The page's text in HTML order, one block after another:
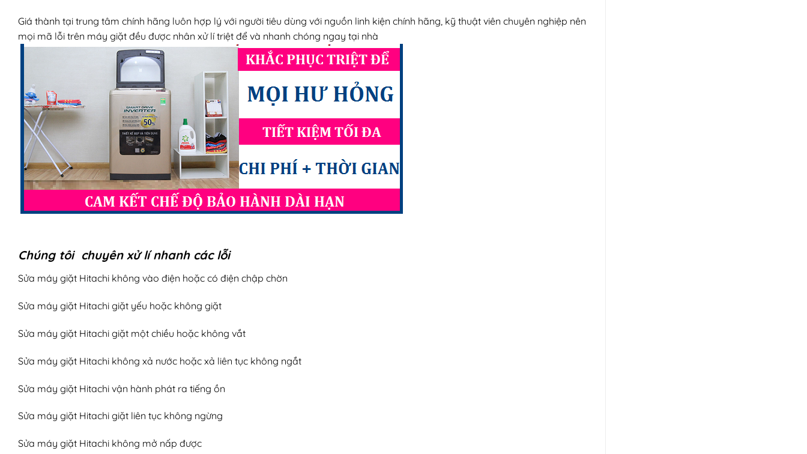
Giá thành tại trung tâm chính hãng luôn hợp lý với người tiêu dùng với nguồn linh kiện chính hãng, kỹ thuật viên chuyên nghiệp nên
mọi mã lỗi trên máy giặt đều được nhân xử lí triệt để và nhanh chóng ngay tại nhà
Chúng tôi chuyên xử lí nhanh các lỗi
Sửa máy giặt Hitachi không vào điện hoặc có điện chập chờn
Sửa máy giặt Hitachi giặt yếu hoặc không giặt
Sửa máy giặt Hitachi giặt một chiều hoặc không vắt
Sửa máy giặt Hitachi không xả nước hoặc xả liên tục không ngắt
Sửa máy giặt Hitachi vận hành phát ra tiếng ồn
Sửa máy giặt Hitachi giặt liên tục không ngừng
Sửa máy giặt Hitachi không mở nấp được